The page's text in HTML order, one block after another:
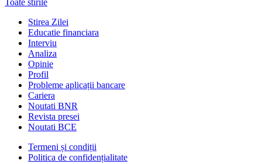
Toate stirile
Stirea Zilei
Educatie financiara
Interviu
Analiza
Opinie
Profil
Probleme aplicații bancare
Cariera
Noutati BNR
Revista presei
Noutati BCE
Termeni și condiții
Politica de confidențialitate